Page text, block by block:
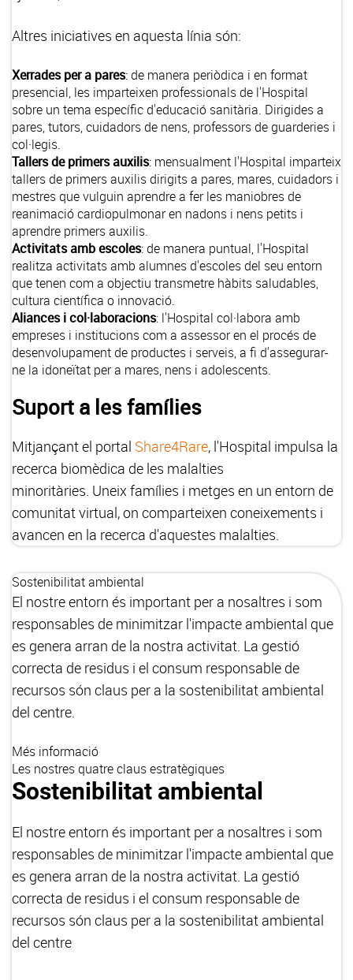
Altres iniciatives en aquesta línia són:
Xerrades per a pares: de manera periòdica i en format
presencial, les imparteixen professionals de l'Hospital
sobre un tema específic d'educació sanitària. Dirigides a
pares, tutors, cuidadors de nens, professors de guarderies i
col·legis.
Tallers de primers auxilis: mensualment l'Hospital imparteix
tallers de primers auxilis dirigits a pares, mares, cuidadors i
mestres que vulguin aprendre a fer les maniobres de
reanimació cardiopulmonar en nadons i nens petits i
aprendre primers auxilis.
Activitats amb escoles: de manera puntual, l'Hospital
realitza activitats amb alumnes d'escoles del seu entorn
que tenen com a objectiu transmetre hàbits saludables,
cultura científica o innovació.
Aliances i col·laboracions: l'Hospital col·labora amb
empreses i institucions com a assessor en el procés de
desenvolupament de productes i serveis, a fi d'assegurar-
ne la idoneïtat per a mares, nens i adolescents.
Suport a les famílies
Mitjançant el portal Share4Rare, l'Hospital impulsa la
recerca biomèdica de les malalties
minoritàries. Uneix famílies i metges en un entorn de
comunitat virtual, on comparteixen coneixements i
avancen en la recerca d'aquestes malalties.
Sostenibilitat ambiental
El nostre entorn és important per a nosaltres i som
responsables de minimitzar l'impacte ambiental que
es genera arran de la nostra activitat. La gestió
correcta de residus i el consum responsable de
recursos són claus per a la sostenibilitat ambiental
del centre.
Més informació
Les nostres quatre claus estratègiques
Sostenibilitat ambiental
El nostre entorn és important per a nosaltres i som
responsables de minimitzar l'impacte ambiental que
es genera arran de la nostra activitat. La gestió
correcta de residus i el consum responsable de
recursos són claus per a la sostenibilitat ambiental
del centre